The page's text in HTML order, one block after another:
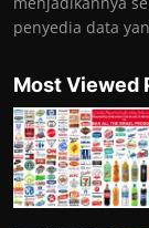
penyedia data
Most Viewed